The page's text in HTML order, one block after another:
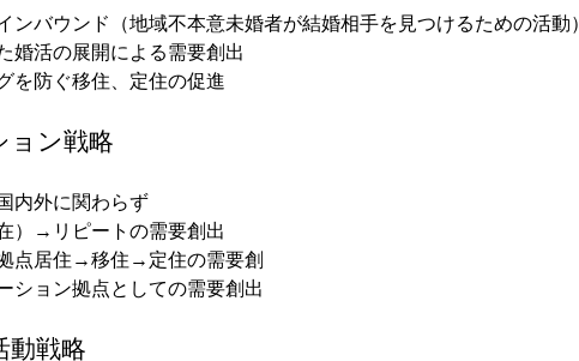
ンバウンド（地域不本意未婚者が結婚相手を見つけるための活動）
婚活の展開による需要創出
を防ぐ移住、定住の促進
ン戦略
内外に関わらず
）→リピートの需要創出
点居住→移住→定住の需要創
ション拠点としての需要創出
戦略